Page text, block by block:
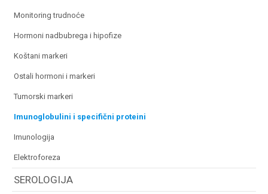
monitoring trudnoće
hormoni nadbubrega i hipofize
koštani markeri
ostali hormoni i markeri
tumorski markeri
imunoglobulini i specifični proteini
imunologija
elektroforeza
SEROLOGIJA